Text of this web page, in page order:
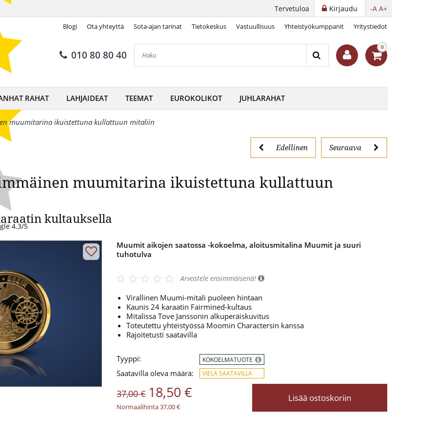
-A A+
Kirjaudu
Tervetuloa
Blogi Ota yhteyttä Sota-ajan tarinat Tietokeskus Vastuullisuus Yhteistyökumppanit Yritystiedot
4.3/5
010 80 80 40
0
RAHAT LAHJAIDEAT TEEMAT EUROKOLIKOT JUHLARAHAT
muumitarina ikuistettuna kullattuun mitaliin
Seuraava
Edellinen
muumitarina ikuistettuna kullattuun
kultauksella
Muumit aikojen saatossa -kokoelma, aloitusmitalina Muumit ja suuri
tuhotulva
Arvostele ensimmäisenä!
Virallinen Muumi-mitali puoleen hintaan
Kaunis 24 karaatin Fairmined-kultaus
Mitalissa Tove Janssonin alkuperäiskuvitus
Toteutettu yhteistyössä Moomin Charactersin kanssa
Rajoitetusti saatavilla
Tyyppi:
Saatavilla oleva määrä:
KOKOELMATUOTE
VIELÄ SAATAVILLA
37,00 € 18,50 €
Normaalihinta 37,00 €
Lisää ostoskoriin
muumitarina ikuistettuna kullattuun mitaliin